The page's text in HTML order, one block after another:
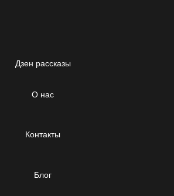
Дзен рассказы
О нас
Контакты
Блог